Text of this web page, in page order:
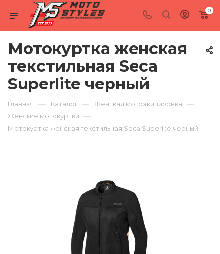
0
Мотокуртка женская
текстильная Seca
Superlite черный
Главная — Каталог — Женская мотоэкипировка —
Женские мотокуртки —
Мотокуртка женская текстильная Seca Superlite черный